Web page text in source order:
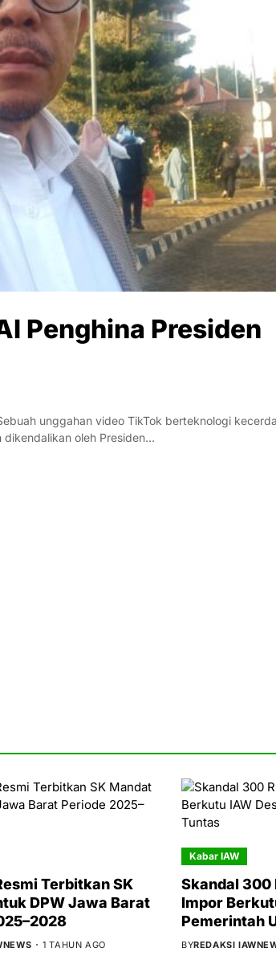
Penghina Presiden
unggahan video TikTok berteknologi
dikendalikan oleh Presiden…
Terbitkan SK
DPW Jawa Barat
1 TAHUN AGO
Kabar IAW
Skandal 300
Impor
Pemerintah
BYREDAKSI